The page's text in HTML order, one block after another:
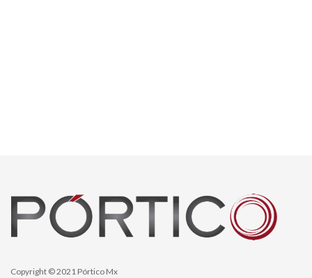
Copyright © 2021 Pórtico Mx